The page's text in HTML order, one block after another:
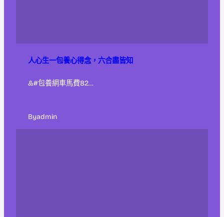
人心生一包養心得念，六合盡皆知
&#包養網車馬費82…
Byadmin